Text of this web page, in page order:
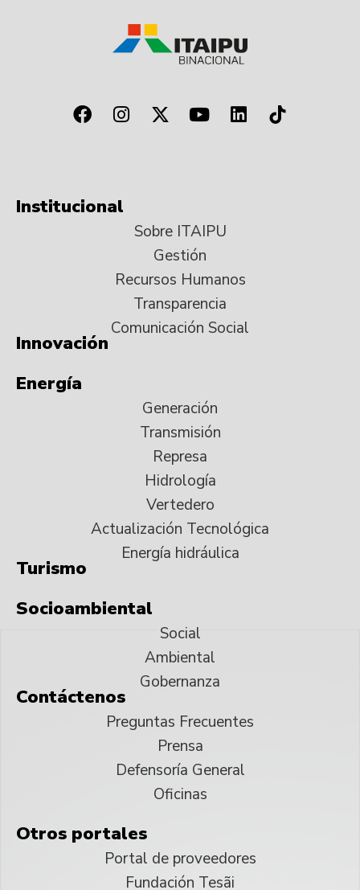
Institucional
Sobre ITAIPU
Gestión
Recursos Humanos
Transparencia
Comunicación Social
Innovación
Energía
Generación
Transmisión
Represa
Hidrología
Vertedero
Actualización Tecnológica
Energía hidráulica
Turismo
Socioambiental
Social
Ambiental
Gobernanza
Contáctenos
Preguntas Frecuentes
Prensa
Defensoría General
Oficinas
Otros portales
Portal de proveedores
Fundación Tesãi